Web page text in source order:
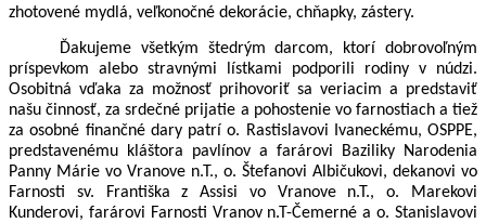
zhotovené mydlá, veľkonočné dekorácie, chňapky, zástery.
Ďakujeme všetkým štedrým darcom, ktorí dobrovoľným
príspevkom alebo stravnými lístkami podporili rodiny v núdzi.
Osobitná vďaka za možnosť prihovoriť sa veriacim a predstaviť
našu činnosť, za srdečné prijatie a pohostenie vo farnostiach a tiež
za osobné finančné dary patrí o. Rastislavovi Ivaneckému, OSPPE,
predstavenému kláštora pavlínov a farárovi Baziliky Narodenia
Panny Márie vo Vranove n.T., o. Štefanovi Albičukovi, dekanovi vo
Farnosti sv. Františka z Assisi vo Vranove n.T., o. Marekovi
Kunderovi, farárovi Farnosti Vranov n.T-Čemerné a o. Stanislavovi